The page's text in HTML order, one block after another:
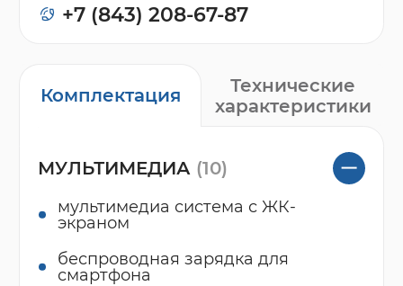
Комплектация
Технические
характеристики
МУЛЬТИМЕДИА (10)
мультимедиа система с ЖК-
экраном
беспроводная зарядка для
смартфона
+7 (843) 208-67-87